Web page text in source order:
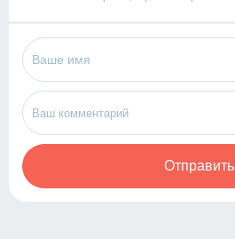
Отправить